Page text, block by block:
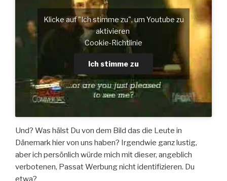
Klicke auf "Ich stimme zu", um Youtube zu
aktivieren
Cookie-Richtlinie
Ich stimme zu
Und? Was hälst Du von dem Bild das die Leute in
Dänemark hier von uns haben? Irgendwie ganz lustig,
aber ich persönlich würde mich mit dieser, angeblich
verbotenen, Passat Werbung nicht identifizieren. Du
etwa?